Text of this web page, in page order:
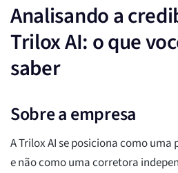
Analisando a
Trilox AI: o que
saber
Sobre a empresa
A Trilox AI se posiciona como
e não como uma corretora